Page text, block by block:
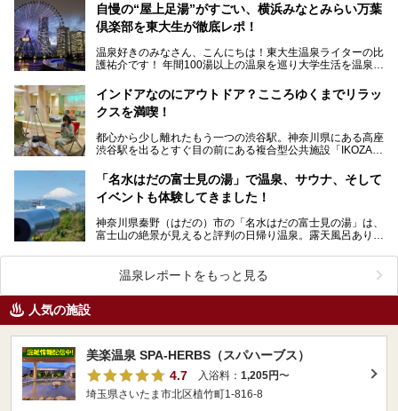
自慢の“屋上足湯”がすごい、横浜みなとみらい万葉
倶楽部を東大生が徹底レポ！
温泉好きのみなさん、こんにちは！東大生温泉ライターの比
護祐介です！ 年間100湯以上の温泉を巡り大学生活を温泉に
インドアなのにアウトドア？こころゆくまでリラッ
クスを満喫！
都心から少し離れたもう一つの渋谷駅。神奈川県にある高座
渋谷駅を出るとすぐ目の前にある複合型公共施設「IKOZA
「名水はだの富士見の湯」で温泉、サウナ、そして
イベントも体験してきました！
神奈川県秦野（はだの）市の「名水はだの富士見の湯」は、
富士山の絶景が見えると評判の日帰り温泉。露天風呂あり、
温泉レポートをもっと見る
人気の施設
美楽温泉 SPA-HERBS（スパハーブス）
4.7
入浴料： 1,205円〜
埼玉県さいたま市北区植竹町1-816-8